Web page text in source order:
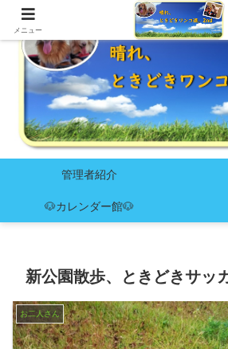
管理者紹介
🐶カレンダー館🐶
新公園散歩、ときどきサッ
お二人さん
メニュー